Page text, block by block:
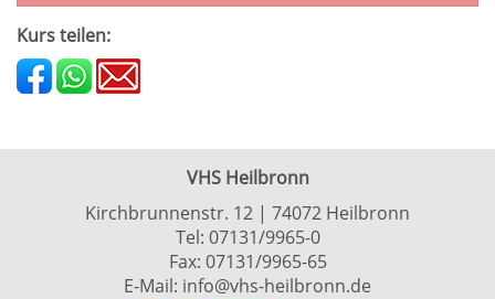
Kurs teilen:
VHS Heilbronn
Kirchbrunnenstr. 12 | 74072 Heilbronn
Tel: 07131/9965-0
Fax: 07131/9965-65
E-Mail: info@vhs-heilbronn.de